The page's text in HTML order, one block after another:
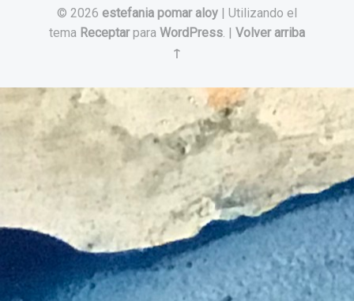
© 2026 estefania pomar aloy | Utilizando el
tema Receptarpara WordPress. | Volver arriba
↑